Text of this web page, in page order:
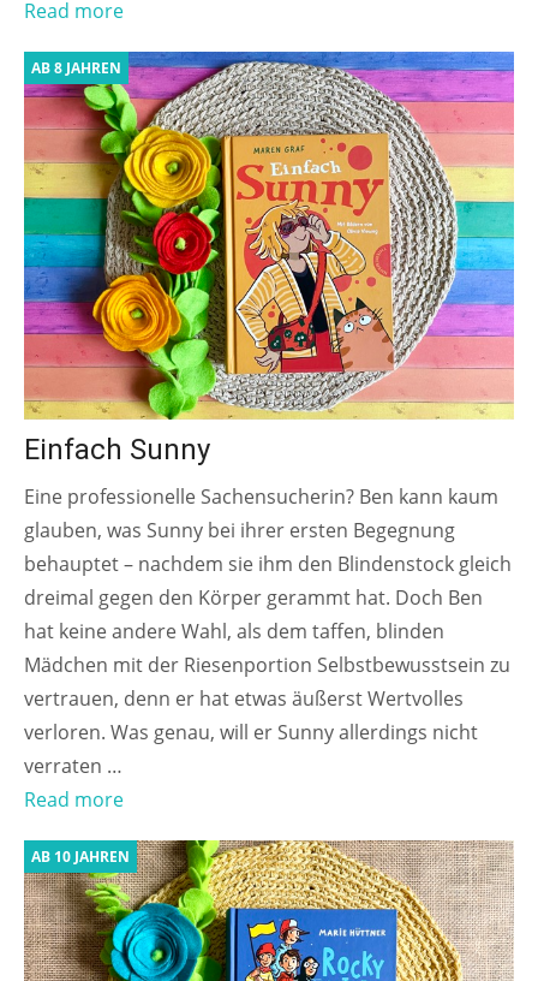
Read more
AB 8 JAHREN
Einfach Sunny
Eine professionelle Sachensucherin? Ben kann kaum
glauben, was Sunny bei ihrer ersten Begegnung
behauptet – nachdem sie ihm den Blindenstock gleich
dreimal gegen den Körper gerammt hat. Doch Ben
hat keine andere Wahl, als dem taffen, blinden
Mädchen mit der Riesenportion Selbstbewusstsein zu
vertrauen, denn er hat etwas äußerst Wertvolles
verloren. Was genau, will er Sunny allerdings nicht
verraten …
Read more
AB 10 JAHREN